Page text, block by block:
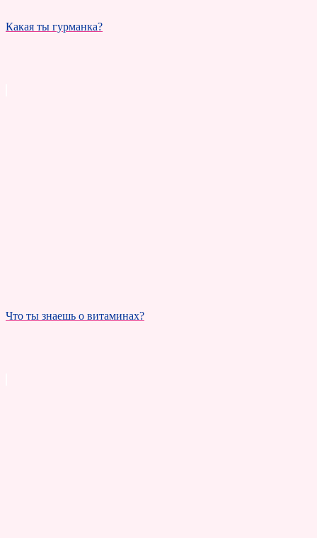
Какая ты гурманка?
Что ты знаешь о витаминах?